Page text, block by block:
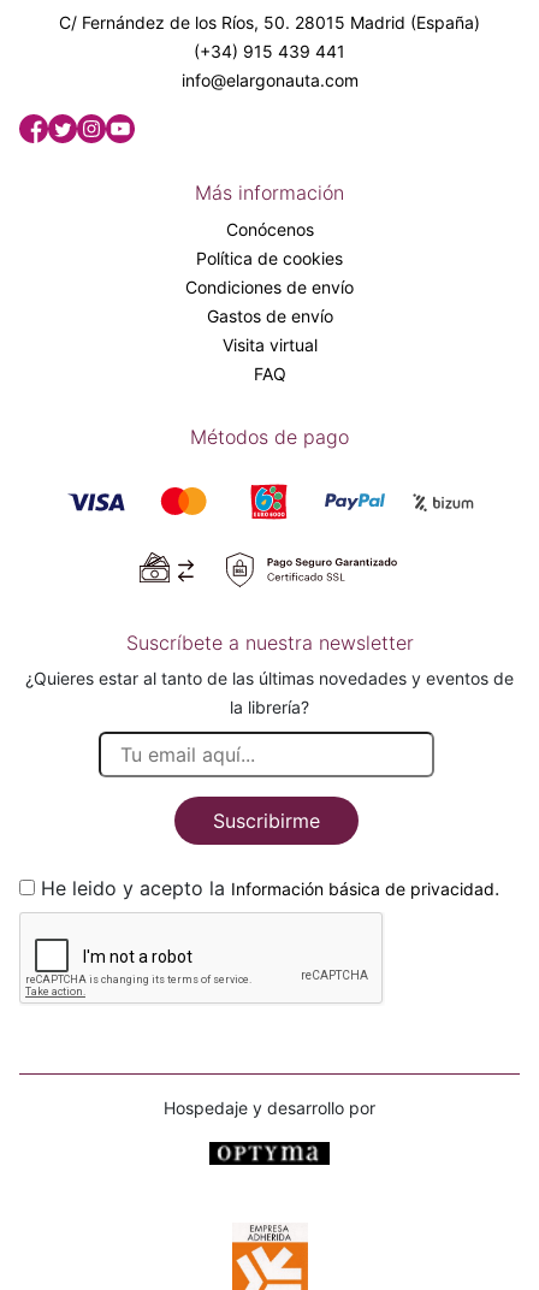
C/ Fernández de los Ríos, 50. 28015 Madrid (España)
(+34) 915 439 441
info@elargonauta.com
Más información
Conócenos
Política de cookies
Condiciones de envío
Gastos de envío
Visita virtual
FAQ
Métodos de pago
Suscríbete a nuestra newsletter
¿Quieres estar al tanto de las últimas novedades y eventos de
la librería?
Suscribirme
He leido y acepto la Información básica de privacidad.
Hospedaje y desarrollo por